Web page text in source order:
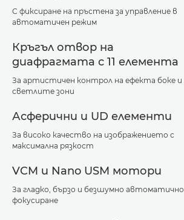
С фиксиране на пръстена за управление в
автоматичен режим
Кръгъл отвор на
диафрагмата с 11 елемента
За артистичен контрол на ефекта боке и
светлите зони
Асферични и UD елементи
За високо качество на изображението с
максимална рязкост
VCM и Nano USM мотори
За гладко, бързо и безшумно автоматично
фокусиране